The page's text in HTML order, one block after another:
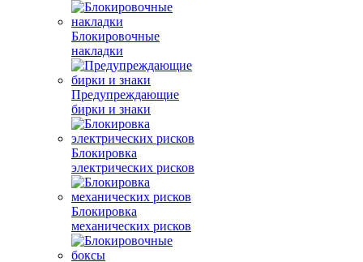
Блокировочные
накладки
Предупреждающие
бирки и знаки
Блокировка
электрических рисков
Блокировка
механических рисков